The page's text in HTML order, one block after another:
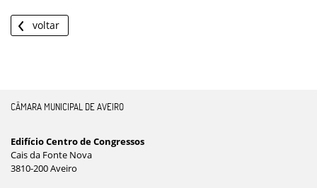
voltar
CÂMARA MUNICIPAL DE AVEIRO
Edifício Centro de Congressos
Cais da Fonte Nova
3810-200 Aveiro